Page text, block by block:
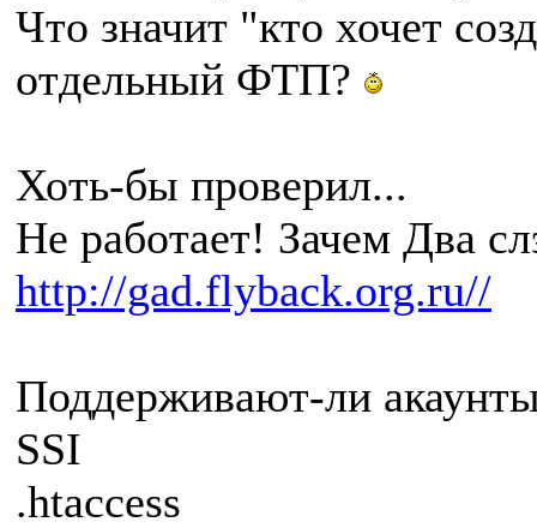
Что значит "кто хочет
отдельный ФТП?
Хоть-бы проверил...
Не работает! Зачем Два
http://gad.flyback.org.ru//
Поддерживают-ли
SSI
.htaccess